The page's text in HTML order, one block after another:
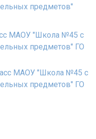
предметов"
МАОУ "Школа №45 с
предметов" ГО
МАОУ "Школа №45 с
предметов" ГО